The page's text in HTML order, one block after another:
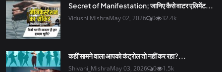
Secret of Manifestation; जानिए कैसे वाटर एलिमेंट...
Vidushi MishraMay 02, 2026 0 32.4k
कहीं सामने वाला आपको कंट्रोल तो नहीं कर रहा?...
Shivani_MishraMay 03, 2026 0 1.5k